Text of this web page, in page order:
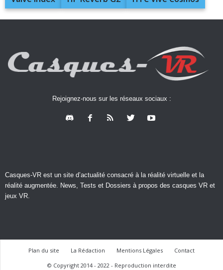
Rejoignez-nous sur les réseaux sociaux :
Casques-VR est un site d’actualité consacré à la réalité virtuelle et la
réalité augmentée. News, Tests et Dossiers à propos des casques VR et
jeux VR.
Plan du site La Rédaction Mentions Légales
Contact
© Copyright 2014 - 2022 - Reproduction interdite